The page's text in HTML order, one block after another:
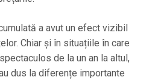
a avut un efect vizibil
Chiar și în situațiile în care
de la un an la altul,
dus la diferențe importante